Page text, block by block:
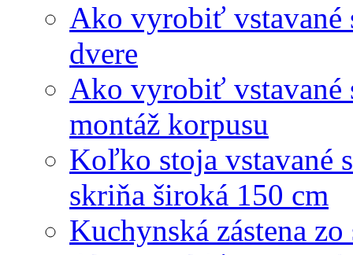
Ako vyrobiť vstavané
dvere
Ako vyrobiť vstavané
montáž korpusu
Koľko stoja vstavané
skriňa široká 150 cm
Kuchynská zástena zo